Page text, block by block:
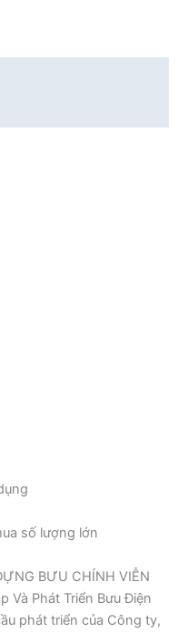
số lượng lớn
BƯU CHÍNH VIỄN
Và Phát Triển Bưu Điện
phát triển của Công ty,